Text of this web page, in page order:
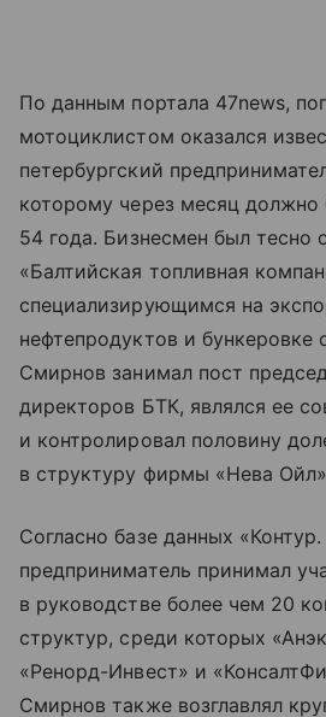
По данным портала 47news,
мотоциклистом оказался
петербургский
которому через месяц должно
54 года. Бизнесмен был тесно
«Балтийская топливная
специализирующимся на
нефтепродуктов и бункеровке
Смирнов занимал пост
директоров БТК, являлся ее
и контролировал половину
в структуру фирмы «Нева
Согласно базе данных
предприниматель принимал
в руководстве более чем 20
структур, среди которых
«Ренорд-Инвест» и
Смирнов также возглавлял